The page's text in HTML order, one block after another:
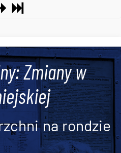
Zmiany w
na rondzie